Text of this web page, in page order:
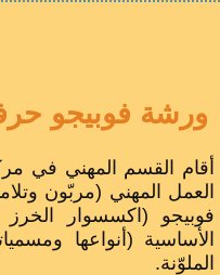
ورشة فوبيجو
أقام القسم المهني في
العمل المهني (مربّون
فوبيجو (اكسسوار الخرز
الأساسية (أنواعها
الملوّنة.